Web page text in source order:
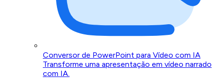
Conversor de PowerPoint para Vídeo com IA
Transforme uma apresentação em vídeo narrado
com IA.